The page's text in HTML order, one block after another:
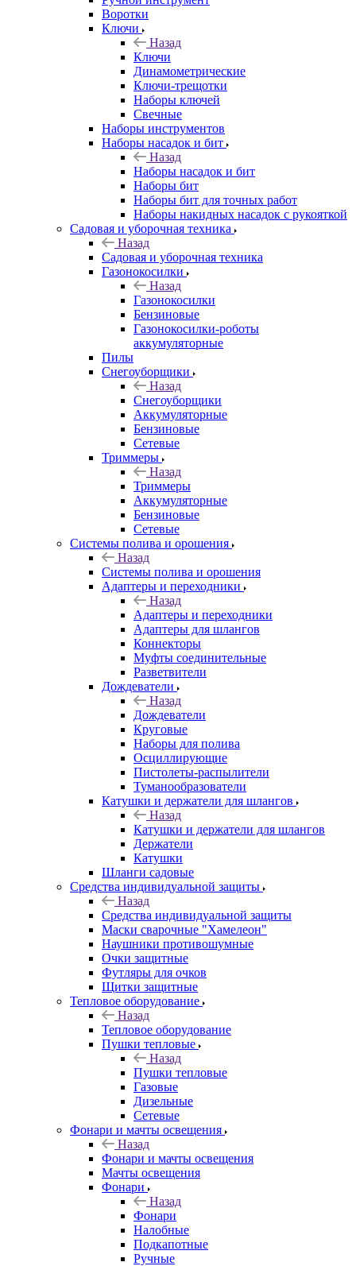
Воротки
Ключи
Назад
Ключи
Динамометрические
Ключи-трещотки
Наборы ключей
Свечные
Наборы инструментов
Наборы насадок и бит
Назад
Наборы насадок и бит
Наборы бит
Наборы бит для точных работ
Наборы накидных насадок с рукояткой
Садовая и уборочная техника
Назад
Садовая и уборочная техника
Газонокосилки
Назад
Газонокосилки
Бензиновые
Газонокосилки-роботы
аккумуляторные
Пилы
Снегоуборщики
Назад
Снегоуборщики
Аккумуляторные
Бензиновые
Сетевые
Триммеры
Назад
Триммеры
Аккумуляторные
Бензиновые
Сетевые
Системы полива и орошения
Назад
Системы полива и орошения
Адаптеры и переходники
Назад
Адаптеры и переходники
Адаптеры для шлангов
Коннекторы
Муфты соединительные
Разветвители
Дождеватели
Назад
Дождеватели
Круговые
Наборы для полива
Осциллирующие
Пистолеты-распылители
Туманообразователи
Катушки и держатели для шлангов
Назад
Катушки и держатели для шлангов
Держатели
Катушки
Шланги садовые
Средства индивидуальной защиты
Назад
Средства индивидуальной защиты
Маски сварочные "Хамелеон"
Наушники противошумные
Очки защитные
Футляры для очков
Щитки защитные
Тепловое оборудование
Назад
Тепловое оборудование
Пушки тепловые
Назад
Пушки тепловые
Газовые
Дизельные
Сетевые
Фонари и мачты освещения
Назад
Фонари и мачты освещения
Мачты освещения
Фонари
Назад
Фонари
Налобные
Подкапотные
Ручные